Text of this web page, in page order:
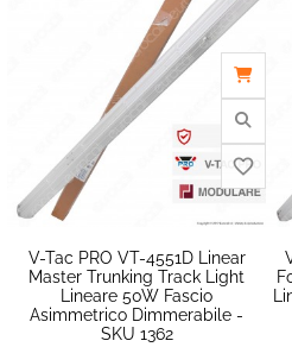
V-Tac PRO VT-4551D Linear
Master Trunking Track Light
Lineare 50W Fascio
Asimmetrico Dimmerabile -
SKU 1362